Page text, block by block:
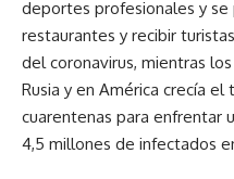
deportes profesionales y se
restaurantes y recibir
del coronavirus, mientras
Rusia y en América crecía
cuarentenas para enfrentar
4,5 millones de infectados